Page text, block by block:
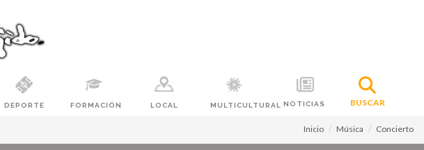
DEPORTE FORMACIÓN LOCAL MULTICULTURAL NOTICIAS BUSCAR
Inicio Música Concierto